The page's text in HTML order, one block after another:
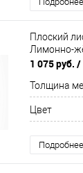
Плоский
Лимонно-
1 075 руб. /
Толщина
Цвет
Подробнее